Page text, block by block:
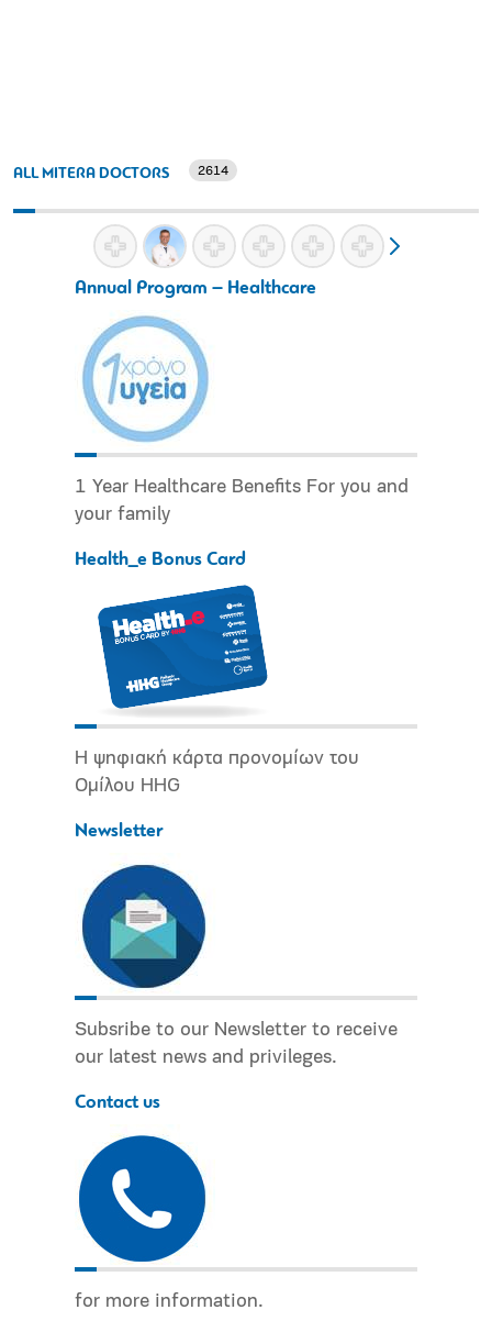
ALL MITERA DOCTORS 2614
Annual Program – Healthcare
1 Year Healthcare Benefits For you and
your family
Health_e Bonus Card
Η ψηφιακή κάρτα προνομίων του
Ομίλου HHG
Newsletter
Subsribe to our Newsletter to receive
our latest news and privileges.
Contact us
for more information.